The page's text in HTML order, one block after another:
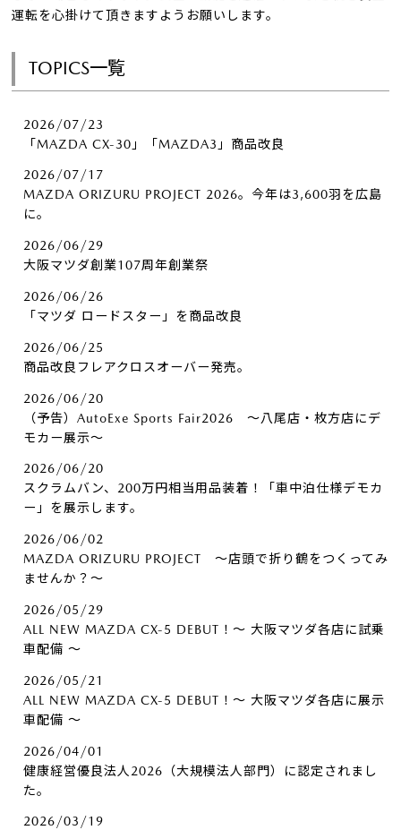
運転を心掛けて頂きますようお願いします。
TOPICS一覧
2026/07/23
「MAZDA CX-30」「MAZDA3」商品改良
2026/07/17
MAZDA ORIZURU PROJECT 2026。今年は3,600羽を広島
に。
2026/06/29
大阪マツダ創業107周年創業祭
2026/06/26
「マツダ ロードスター」を商品改良
2026/06/25
商品改良フレアクロスオーバー発売。
2026/06/20
（予告）AutoExe Sports Fair2026 ～八尾店・枚方店にデ
モカー展示～
2026/06/20
スクラムバン、200万円相当用品装着！「車中泊仕様デモカ
ー」を展示します。
2026/06/02
MAZDA ORIZURU PROJECT ～店頭で折り鶴をつくってみ
ませんか？～
2026/05/29
ALL NEW MAZDA CX-5 DEBUT！～ 大阪マツダ各店に試乗
車配備 ～
2026/05/21
ALL NEW MAZDA CX-5 DEBUT！～ 大阪マツダ各店に展示
車配備 ～
2026/04/01
健康経営優良法人2026（大規模法人部門）に認定されまし
た。
2026/03/19